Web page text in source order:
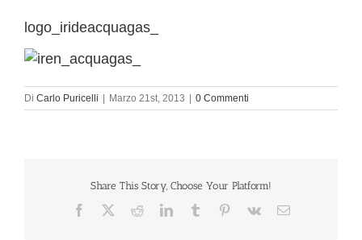
logo_irideacquagas_
Di Carlo Puricelli Marzo 21st, 2013 0 Commenti
Share This Story, Choose Your Platform!
Facebook RedditLinkedInTumblr Pinterest
Vk Email